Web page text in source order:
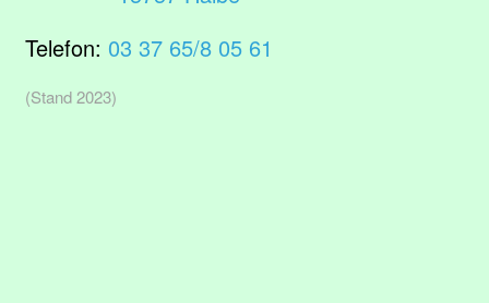
Telefon: 03 37 65/8 05 61
(Stand 2023)